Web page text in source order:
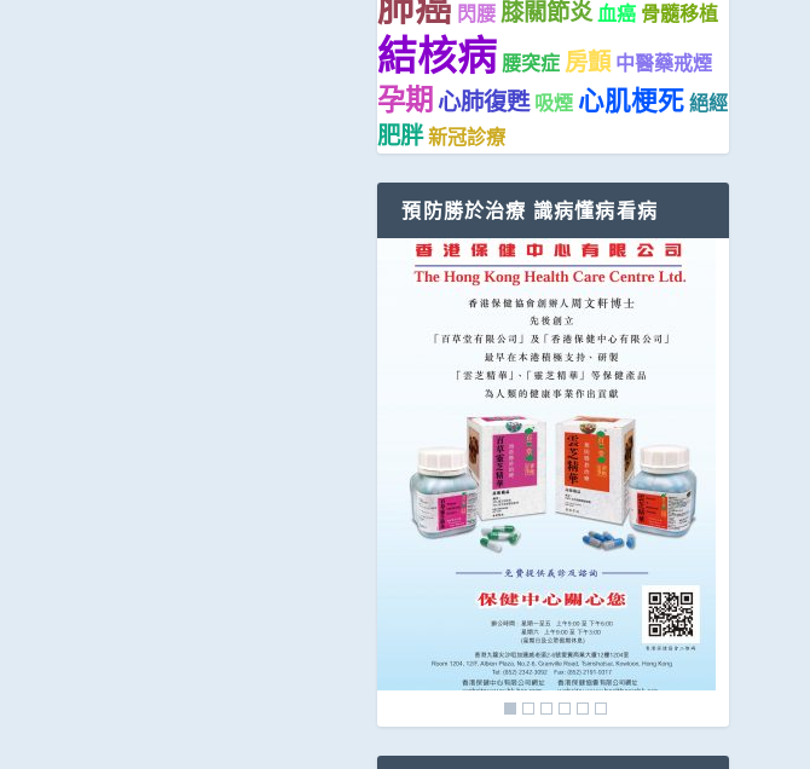
閃腰 膝關節炎血癌 骨髓移植
結核病 腰突症 房顫 中醫藥戒煙
孕期 心肺復甦 吸煙 心肌梗死絕經
肥胖新冠診療
預防勝於治療 識病懂病看病